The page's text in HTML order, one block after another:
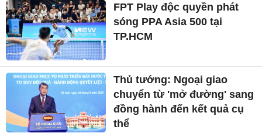
FPT Play độc quyền phát
sóng PPA Asia 500 tại
TP.HCM
Thủ tướng: Ngoại giao
chuyển từ 'mở đường' sang
đồng hành đến kết quả cụ
thể